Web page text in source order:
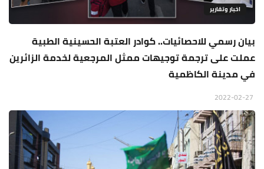
اخبار وتقارير
بيان رسمي للاحصائيات.. كوادر العتبة الحسينية الطبية
عملت على ترجمة توجيهات ممثل المرجعية لخدمة الزائرين
في مدينة الكاظمية